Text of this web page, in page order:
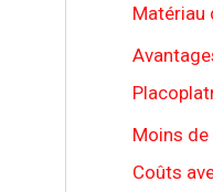
Matériau
Moins
Coûts